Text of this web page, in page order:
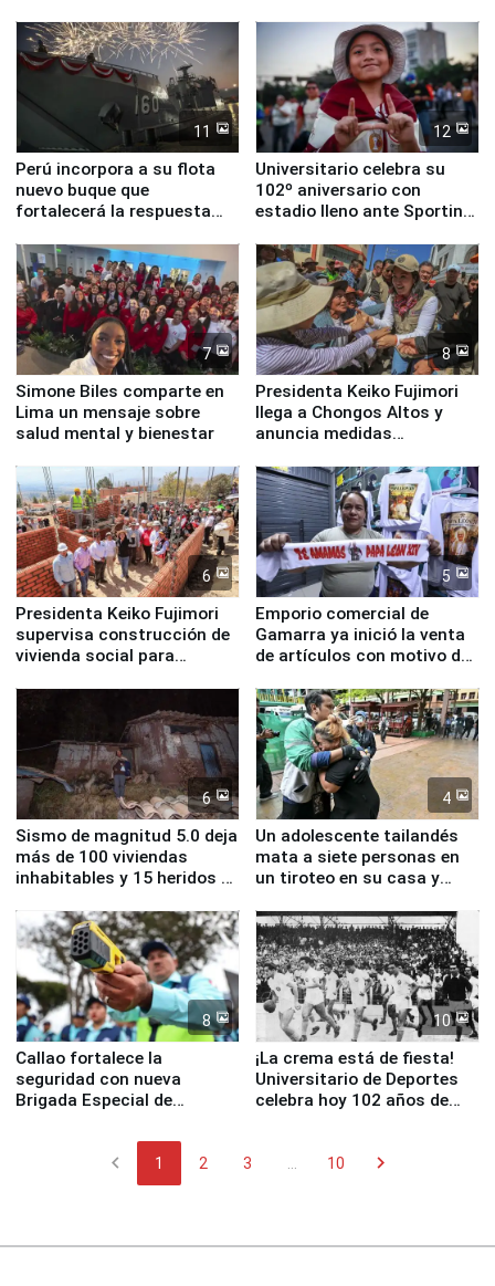
11
Perú incorpora a su flota
nuevo buque que
fortalecerá la respuesta
12
Universitario celebra su
102º aniversario con
estadio lleno ante Sporting
7
Simone Biles comparte en
Lima un mensaje sobre
salud mental y bienestar
8
Presidenta Keiko Fujimori
llega a Chongos Altos y
anuncia medidas
educación, salud y empleo
6
Presidenta Keiko Fujimori
supervisa construcción de
vivienda social para
5
Emporio comercial de
Gamarra ya inició la venta
de artículos con motivo de
6
Sismo de magnitud 5.0 deja
más de 100 viviendas
inhabitables y 15 heridos en
4
Un adolescente tailandés
mata a siete personas en
un tiroteo en su casa y
8
Callao fortalece la
seguridad con nueva
Brigada Especial de
equipamiento para
10
¡La crema está de fiesta!
Universitario de Deportes
celebra hoy 102 años de
chevron_left 1 2 3 10 chevron_right